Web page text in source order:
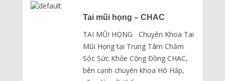
Tai mũi họng – CHAC
TAI MŨI HỌNG Chuyên Khoa Tai
Mũi Họng tại Trung Tâm Chăm
Sóc Sức Khỏe Cộng Đồng CHAC,
bên cạnh chuyên khoa Hô Hấp,